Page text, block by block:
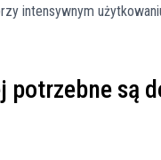
intensywnym
potrzebne są